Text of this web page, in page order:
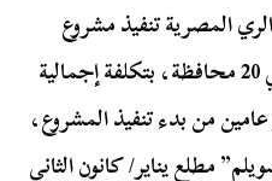
بدأت وزارة الري المصرية تنفيذ مشروع
تبطين الترع بطول 20 كيلو متر في 20 محافظة، بتكلفة إجمالية
عامين من بدء تنفيذ المشروع،
مطلع يناير/ كانون الثاني